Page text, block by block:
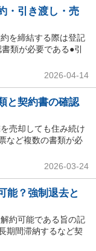
・引き渡し・売
を締結する際は登記
類が必要である●引
2026-04-14
と契約書の確認
売却しても住み続け
など複数の書類が必
2026-03-24
能？強制退去と
約可能である旨の記
期間滞納するなど契